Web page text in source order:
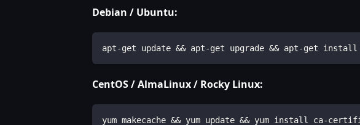
Debian / Ubuntu:
apt-get update && apt-get upgrade && apt-get
CentOS / AlmaLinux / Rocky Linux:
yum makecache && yum update && yum install ca-